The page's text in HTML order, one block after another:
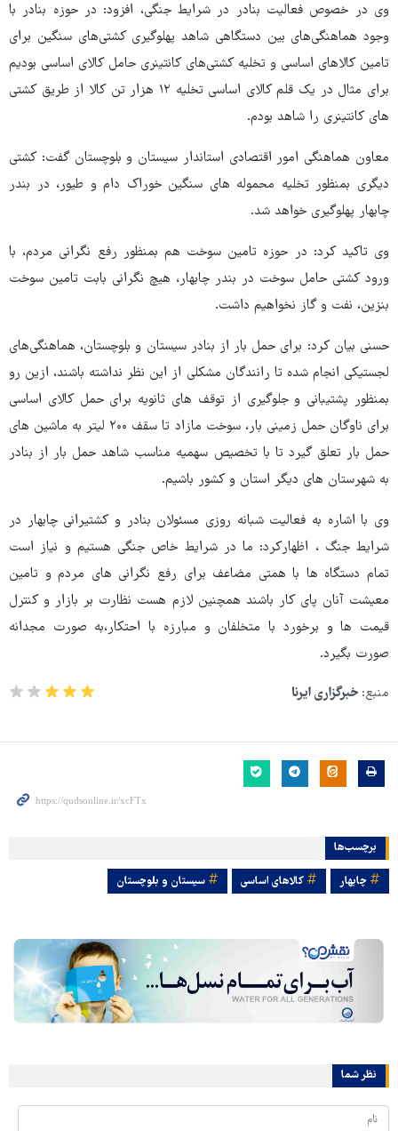
وی در خصوص فعالیت بنادر در شرایط جنگی، افزود: در حوزه بنادر با
وجود هماهنگی‌های بین دستگاهی شاهد پهلوگیری کشتی‌های سنگین برای
تامین کالاهای اساسی و تخلیه کشتی‌های کانتینری حامل کالای اساسی بودیم
برای مثال در یک قلم کالای اساسی تخلیه ۱۲ هزار تن کالا از طریق کشتی
های کانتینری را شاهد بودم.
معاون هماهنگی امور اقتصادی استاندار سیستان و بلوچستان گفت: کشتی
دیگری بمنظور تخلیه محموله های سنگین خوراک دام و طیور، در بندر
چابهار پهلوگیری خواهد شد.
وی تاکید کرد: در حوزه تامین سوخت هم بمنظور رفع نگرانی مردم، با
ورود کشتی حامل سوخت در بندر چابهار، هیچ نگرانی بابت تامین سوخت
بنزین، نفت و گاز نخواهیم داشت.
حسنی بیان کرد: برای حمل بار از بنادر سیستان و بلوچستان، هماهنگی‌های
لجستیکی انجام شده تا رانندگان مشکلی از این نظر نداشته باشند، ازین رو
بمنظور پشتیبانی و جلوگیری از توقف های ثانویه برای حمل کالای اساسی
برای ناوگان حمل زمینی بار، سوخت مازاد تا سقف ۲۰۰ لیتر به ماشین های
حمل بار تعلق گیرد تا با تخصیص سهمیه مناسب شاهد حمل بار از بنادر
به شهرستان های دیگر استان و کشور باشیم.
وی با اشاره به فعالیت شبانه روزی مسئولان بنادر و کشتیرانی چابهار در
شرایط جنگ ، اظهارکرد: ما در شرایط خاص جنگی هستیم و نیاز است
تمام دستگاه ها با همتی مضاعف برای رفع نگرانی های مردم و تامین
معیشت آنان پای کار باشند همچنین لازم هست نظارت بر بازار و کنترل
قیمت ها و برخورد با متخلفان و مبارزه با احتکار،به صورت مجدانه
صورت بگیرد.
منبع: خبرگزاری ایرنا
برچسب‌ها
چابهار کالاهای اساسی سیستان و بلوچستان
نظر شما